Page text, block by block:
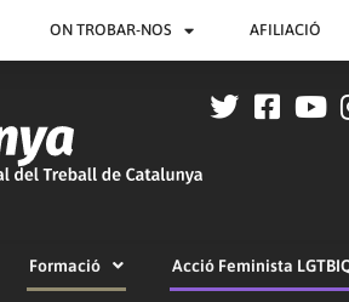
ON TROBAR-NOS AFILIACIÓ
Formació Acció Feminista